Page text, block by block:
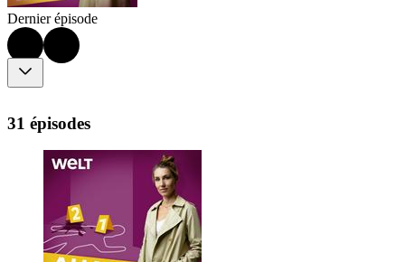
Dernier épisode
31 épisodes